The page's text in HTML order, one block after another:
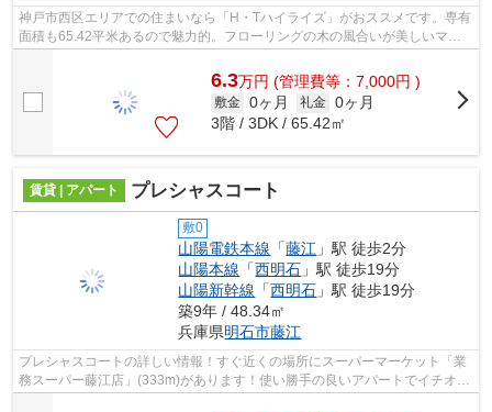
神戸市西区エリアでの住まいなら「H・Tハイライズ」がおススメです。専有
面積も65.42平米あるので魅力的。フローリングの木の風合いが美しいマン
ションとなっています。閑静な住宅地は...
6.3万円 (管理費等：7,000円 )
敷金 0ヶ月 礼金 0ヶ月
3階 / 3DK / 65.42㎡
賃貸 | アパート プレシャスコート
敷0
山陽電鉄本線 「藤江 」駅 徒歩2分
山陽本線 「西明石 」駅 徒歩19分
山陽新幹線 「西明石 」駅 徒歩19分
築9年 / 48.34㎡
兵庫県明石市藤江
プレシャスコートの詳しい情報！すぐ近くの場所にスーパーマーケット「業
務スーパー藤江店」(333m)があります！使い勝手の良いアパートでイチオシ